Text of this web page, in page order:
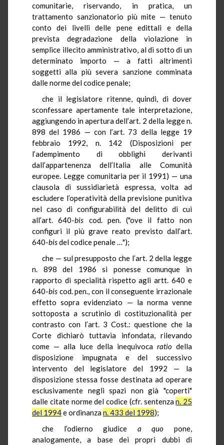
comunitarie, riservando, in pratica, un
trattamento sanzionatorio più mite — tenuto
conto dei livelli delle pene edittali e della
prevista degradazione della violazione in
semplice illecito amministrativo, al di sotto di un
determinato importo — a fatti altrimenti
soggetti alla più severa sanzione comminata
dalle norme del codice penale;
che il legislatore ritenne, quindi, di dover
sconfessare apertamente tale interpretazione,
aggiungendo in apertura dell’art. 2 della legge n.
898 del 1986 — con l’art. 73 della legge 19
febbraio 1992, n. 142 (Disposizioni per
l’adempimento di obblighi derivanti
dall’appartenenza dell’Italia alle Comunità
europee. Legge comunitaria per il 1991) — una
clausola di sussidiarietà espressa, volta ad
escludere l’operatività della previsione punitiva
nel caso di configurabilità del delitto di cui
all’art. 640-bis cod. pen. ("ove il fatto non
configuri il più grave reato previsto dall’art.
640-bisdel codice penale …");
che — sul presupposto che l’art. 2 della legge
n. 898 del 1986 si ponesse comunque in
rapporto di specialità rispetto agli artt. 640 e
640-bis cod. pen., con il conseguente irrazionale
effetto sopra evidenziato — la norma venne
sottoposta a scrutinio di costituzionalità per
contrasto con l’art. 3 Cost.: questione che la
Corte dichiarò tuttavia infondata, rilevando
come — alla luce della inequivoca ratio della
disposizione impugnata e del successivo
intervento del legislatore del 1992 — la
disposizione stessa fosse destinata ad operare
esclusivamente negli spazi non già "coperti"
dalle citate norme del codice (cfr. sentenzan. 25
del 1994e ordinanzan. 433 del 1998);
che l’odierno giudice a quo pone,
analogamente, a base dei propri dubbi di